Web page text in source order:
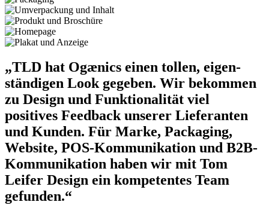
„TLD hat Ogænics einen tollen, eigen­
ständigen Look gegeben. Wir bekommen
zu Design und Funktion­alität viel
positives Feed­back unserer Liefer­anten
und Kunden. Für Marke, Packaging,
Website, POS-Kommu­nikation und B2B-
Kommu­nikation haben wir mit Tom
Leifer Design ein kompetentes Team
gefunden.“